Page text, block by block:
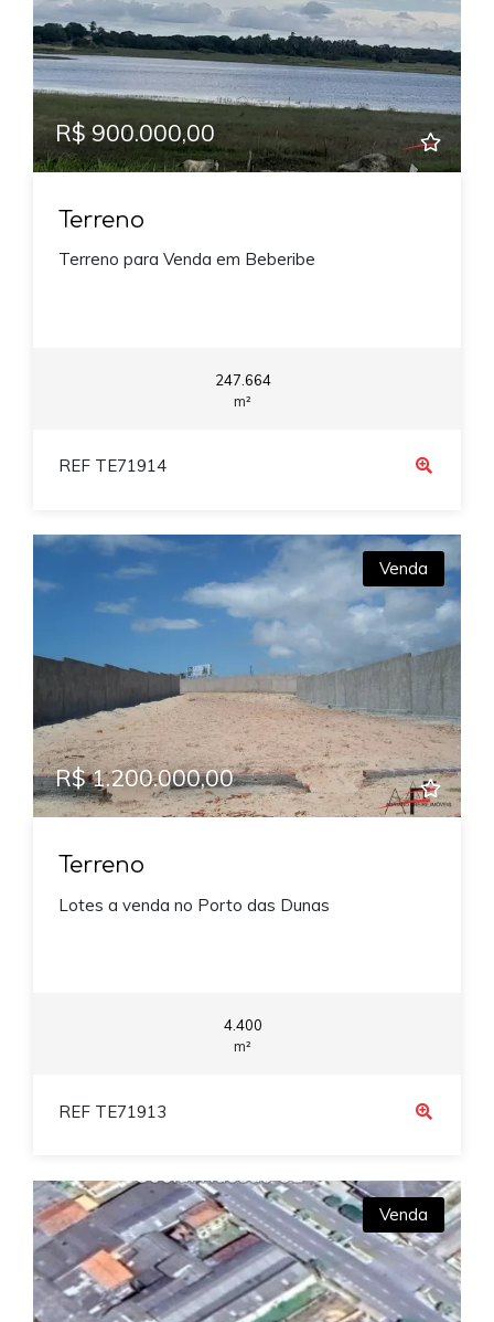
R$ 900.000,00
Terreno
Terreno para Venda em Beberibe
247.664
m²
REF TE71914
Venda
R$ 1.200.000,00
Terreno
Lotes a venda no Porto das Dunas
4.400
m²
REF TE71913
Venda